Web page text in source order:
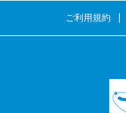
ご利用規約